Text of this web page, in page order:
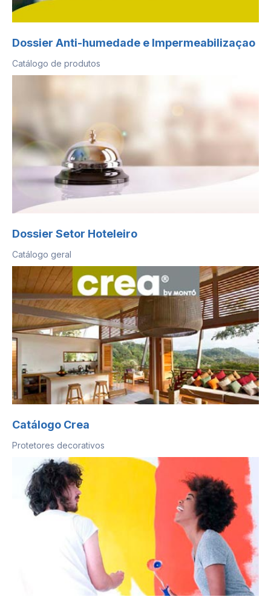
Dossier Anti-humedade e Impermeabilizaçao
Catálogo de produtos
Dossier Setor Hoteleiro
Catálogo geral
Catálogo Crea
Protetores decorativos